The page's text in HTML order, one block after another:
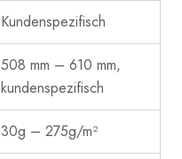
Kundenspezifisch
508 mm – 610 mm,
kundenspezifisch
30g – 275g/m²